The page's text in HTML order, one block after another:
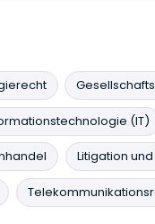
(IT)
Litigation